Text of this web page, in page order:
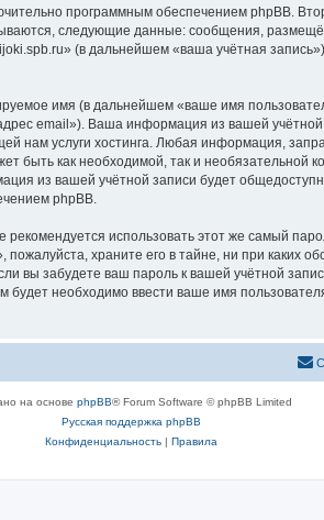
программным обеспечением phpBB.
следующие данные: сообщения,
(в дальнейшем «ваша учётная
имя (в дальнейшем «ваше имя
email»). Ваша информация из вашей
нам услуги хостинга. Любая информация,
быть как необходимой, так и необязательной
из вашей учётной записи будет
phpBB.
использовать этот же самый
храните его в тайне, ни при каких
вы забудете ваш пароль к вашей учётной
необходимо ввести ваше имя
на основе phpBB® Forum Software © phpBB Limited
Русская поддержка phpBB
Конфиденциальность| Правила